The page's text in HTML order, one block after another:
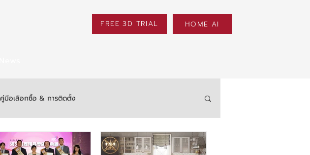
FREE 3D TRIAL HOME AI
คู่มือเลือกซื้อ & การติดตั้ง